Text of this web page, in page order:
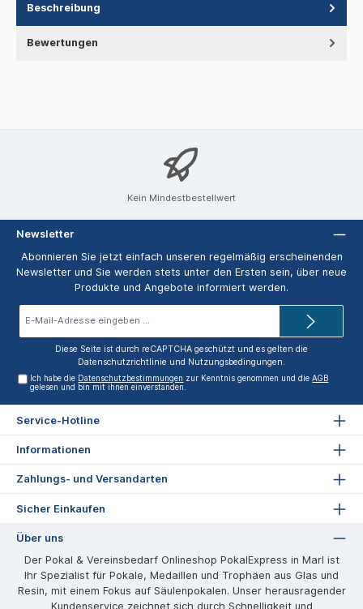
Beschreibung
Bewertungen
Kein Mindestbestellwert
Newsletter
Abonnieren Sie jetzt einfach unseren regelmäßig erscheinenden
Newsletter und Sie werden stets unter den Ersten sein, über neue
Produkte und Angebote informiert werden.
Diese Seite ist durch reCAPTCHA geschützt und es gelten die
Datenschutzrichtlinie und Nutzungsbedingungen.
Ich habe die Datenschutzbestimmungen zur Kenntnis genommen und dieAGB
gelesen und bin mit ihnen einverstanden.
Service-Hotline
Informationen
Zahlungs- und Versandarten
Sicher Einkaufen
Über uns
Der Pokal & Vereinsbedarf Onlineshop PokalExpress in Marl ist
Ihr Spezialist für Pokale, Medaillen und Trophäen aus Glas und
Resin, mit einem Fokus auf Säulenpokalen. Unser herausragender
Kundenservice zeichnet sich durch Schnelligkeit und